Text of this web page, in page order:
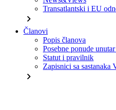
Transatlantski i EU
chevron_right
Članovi
Popis članova
Posebne ponude
Statut i pravilnik
Zapisnici sa sastanaka
chevron_right